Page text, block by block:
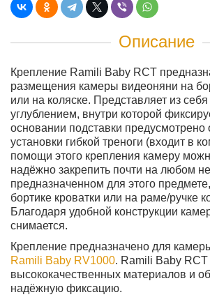
Описание
Крепление Ramili Baby RCT
размещения камеры видеоняни на
или на коляске. Представляет из себя
углублением, внутри которой
основании подставки предусмотрено
установки гибкой треноги (входит в
помощи этого крепления камеру
надёжно закрепить почти на любом не
предназначенном для этого
бортике кроватки или на раме/ручке
Благодаря удобной конструкции
снимается.
Крепление предназначено для
Ramili Baby RV1000. Ramili Baby RCT
высококачественных материалов и
надёжную фиксацию.